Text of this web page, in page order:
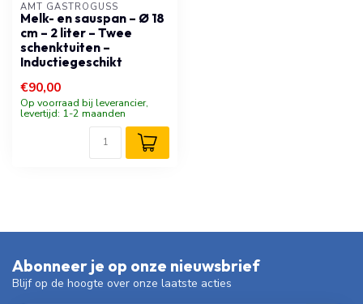
AMT GASTROGUSS
Melk- en sauspan – Ø 18
cm – 2 liter – Twee
schenktuiten –
Inductiegeschikt
€90,00
Op voorraad bij leverancier,
levertijd: 1-2 maanden
Abonneer je op onze nieuwsbrief
Blijf op de hoogte over onze laatste acties